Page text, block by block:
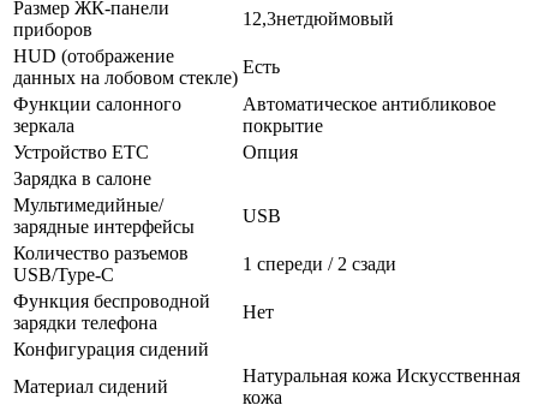
Размер ЖК-панели
приборов
12,3нетдюймовый
HUD (отображение
данных на лобовом стекле)
Есть
Функции салонного
зеркала
Автоматическое антибликовое
покрытие
Устройство ETC
Опция
Зарядка в салоне
Мультимедийные/
зарядные интерфейсы
USB
Количество разъемов
USB/Type-C
1 спереди / 2 сзади
Функция беспроводной
зарядки телефона
Нет
Конфигурация сидений
Материал сидений
Натуральная кожа Искусственная
кожа